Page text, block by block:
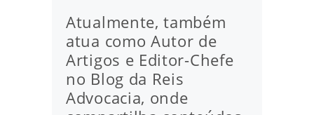
Atualmente, também
atua como Autor de
Artigos e Editor-Chefe
no Blog da Reis
Advocacia, onde